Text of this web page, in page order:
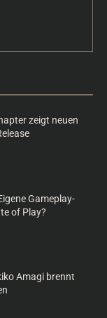
zeigt neuen
Gameplay-
of Play?
Amagi brennt